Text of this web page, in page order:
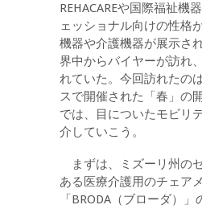
REHACAREや国際福祉機
ェッショナル向けの性格
機器や介護機器が展示さ
界中からバイヤーが訪れ
れていた。今回訪れたの
スで開催された「春」の
では、目についたモビリ
介していこう。
まずは、ミズーリ州の
ある医療介護用のチェア
「BRODA（ブローダ）